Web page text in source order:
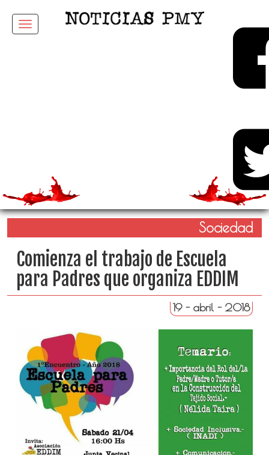
Menu
Sociedad
Comienza el trabajo de Escuela
para Padres que organiza EDDIM
19 - abril - 2018